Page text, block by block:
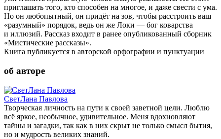
приглашать того, кто способен на многое, и даже свести с ума.
Но он любопытный, он придёт на зов, чтобы расстроить ваш
«разумный» порядок, ведь он же Локи — бог коварства
и иллюзий. Рассказ входит в ранее опубликованный сборник
«Мистические рассказы».
Книга публикуется в авторской орфографии и пунктуации
об авторе
СветЛана Павлова
Творческая личность на пути к своей заветной цели. Люблю
всё яркое, необычное, удивительное. Меня вдохновляют
тайны и загадки, так как в них скрыт не только смысл бытия,
но и мудрость великих знаний.